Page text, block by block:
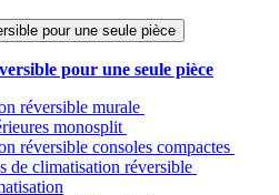
pour une seule pièce
pour une seule pièce
réversible murale
monosplit
réversible consoles compactes
de climatisation réversible